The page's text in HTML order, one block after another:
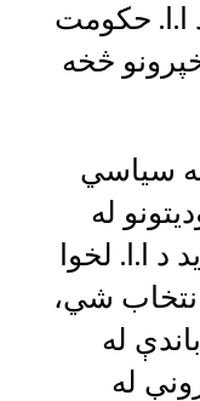
ا.ا. حکومت
څخه
سیاسي
له
د ا.ا. لخوا
شي،
له
له